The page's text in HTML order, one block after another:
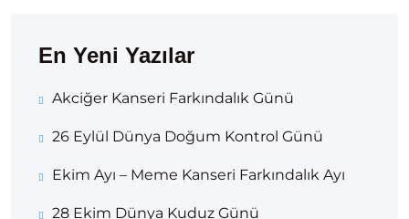
En Yeni Yazılar
Akciğer Kanseri Farkındalık Günü
26 Eylül Dünya Doğum Kontrol Günü
Ekim Ayı – Meme Kanseri Farkındalık Ayı
28 Ekim Dünya Kuduz Günü